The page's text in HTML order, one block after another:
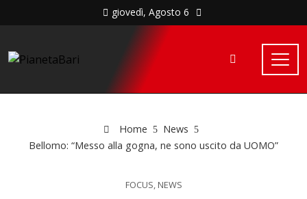
giovedì, Agosto 6
Home
News
Bellomo: “Messo alla gogna, ne sono uscito da UOMO”
FOCUS, NEWS